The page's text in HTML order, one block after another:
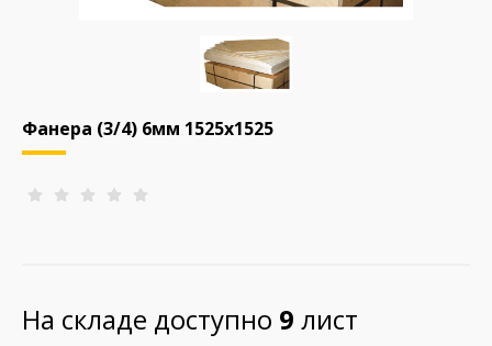
Фанера (3/4) 6мм 1525х1525
На складе доступно 9 лист